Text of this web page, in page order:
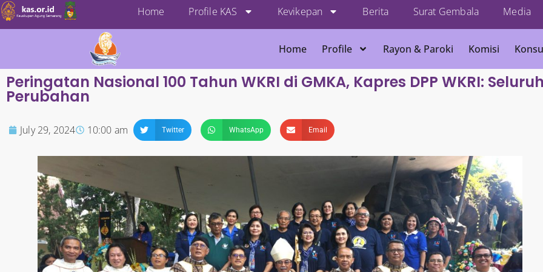
Home Profile KAS Kevikepan Berita Surat Gembala Media
Home Profile Rayon & Paroki Komisi
Peringatan Nasional 100 Tahun WKRI di GMKA, Kapres DPP WKRI:
Perubahan
July 29, 2024 10:00 am Twitter WhatsApp Email